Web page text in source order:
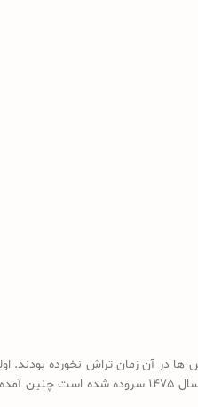
شناخته شده به اواخر دهه 100 میلادی باز می گردد و در رم پیدا شد. الماس ها
شده به اواخر دهه 1300 یا اوایل دهه 1400 باز می گردد که توسط یک بیوه انگلیسی در وصیت نامه خود باقی مانده